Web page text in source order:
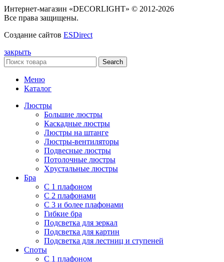
Интернет-магазин «DECORLIGHT» © 2012-2026
Все права защищены.
Создание сайтов ESDirect
закрыть
Search
Меню
Каталог
Люстры
Большие люстры
Каскадные люстры
Люстры на штанге
Люстры-вентиляторы
Подвесные люстры
Потолочные люстры
Хрустальные люстры
Бра
С 1 плафоном
С 2 плафонами
С 3 и более плафонами
Гибкие бра
Подсветка для зеркал
Подсветка для картин
Подсветка для лестниц и ступеней
Споты
С 1 плафоном